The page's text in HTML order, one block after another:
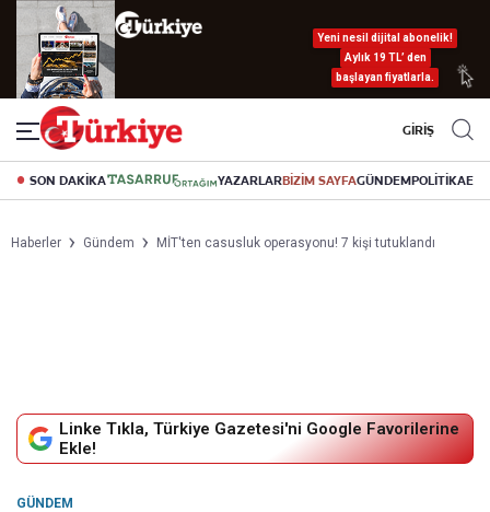
Yeni nesil dijital abonelik!
Aylık 19 TL’ den
başlayan fiyatlarla.
GİRİŞ
SON DAKİKA YAZARLARBİZİM SAYFAGÜNDEMPOLİTİKA
Haberler Gündem MİT'ten casusluk operasyonu! 7 kişi tutuklandı
Linke Tıkla, Türkiye Gazetesi'ni Google Favorilerine
Ekle!
GÜNDEM